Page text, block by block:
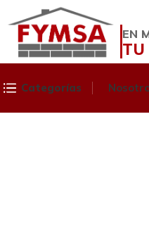
EN
TU
Categorías